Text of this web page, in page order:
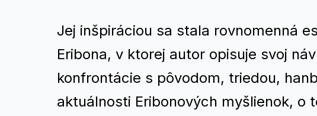
Jej inšpiráciou sa stala rovnomenná
Eribona, v ktorej autor opisuje svoj
konfrontácie s pôvodom, triedou,
aktuálnosti Eribonových myšlienok, o